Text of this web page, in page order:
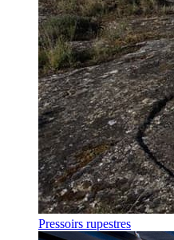
Pressoirs rupestres